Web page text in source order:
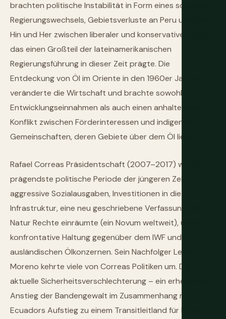
brachten politische Instabilität in Form eines schnellen
Regierungswechsels, Gebietsverluste an Peru und das
Hin und Her zwischen liberaler und konservativer Politik,
das einen Großteil der lateinamerikanischen
Regierungsführung in dieser Zeit prägte. Die
Entdeckung von Öl im Oriente in den 1960er Jahren
veränderte die Wirtschaft und brachte sowohl
Entwicklungseinnahmen als auch einen anhaltenden
Konflikt zwischen Förderinteressen und indigenen
Gemeinschaften, deren Gebiete über dem Öl liegen.
Rafael Correas Präsidentschaft (2007–2017) war die
prägendste politische Periode der jüngeren Zeit:
aggressive Sozialausgaben, Investitionen in die
Infrastruktur, eine neu geschriebene Verfassung, die der
Natur Rechte einräumte (ein Novum weltweit), und eine
konfrontative Haltung gegenüber dem IWF und
ausländischen Ölkonzernen. Sein Nachfolger Lenín
Moreno kehrte viele von Correas Politiken um. Die
aktuelle Sicherheitsverschlechterung – ein erheblicher
Anstieg der Bandengewalt im Zusammenhang mit
Ecuadors Aufstieg zu einem Transitleitland für Kokain